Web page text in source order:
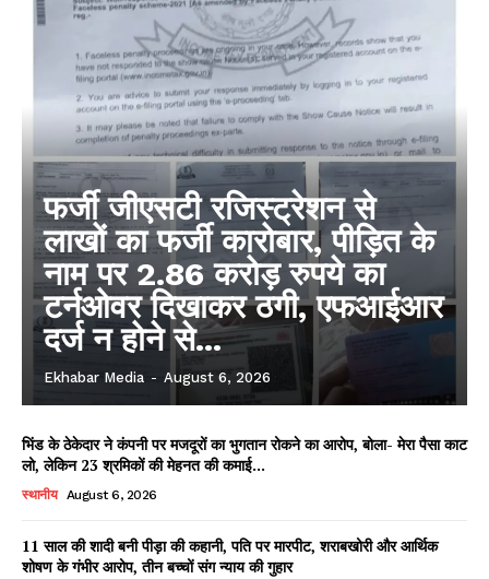
फर्जी जीएसटी रजिस्ट्रेशन से
लाखों का फर्जी कारोबार, पीड़ित के
नाम पर 2.86 करोड़ रुपये का
टर्नओवर दिखाकर ठगी, एफआईआर
दर्ज न होने से...
Ekhabar Media - August 6, 2026
भिंड के ठेकेदार ने कंपनी पर मजदूरों का भुगतान रोकने का आरोप, बोला- मेरा पैसा काट
लो, लेकिन 23 श्रमिकों की मेहनत की कमाई...
स्थानीय August 6, 2026
11 साल की शादी बनी पीड़ा की कहानी, पति पर मारपीट, शराबखोरी और आर्थिक
शोषण के गंभीर आरोप, तीन बच्चों संग न्याय की गुहार